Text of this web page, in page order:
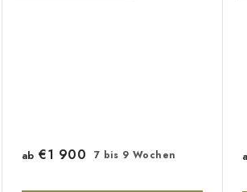
7 bis 9 Wochen
ab €1 900